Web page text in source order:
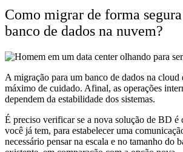
Como migrar de forma
banco de dados na nuvem?
A migração para um banco de dados na cloud
máximo de cuidado. Afinal, as operações
dependem da estabilidade dos sistemas.
É preciso verificar se a nova solução de BD é
você já tem, para estabelecer uma
necessário pensar na escala e no tamanho do